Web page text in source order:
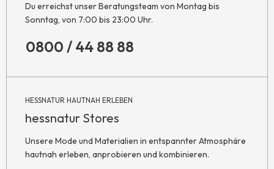
Du erreichst unser Beratungsteam von Montag bis
Sonntag, von 7:00 bis 23:00 Uhr.
0800 / 44 88 88
HESSNATUR HAUTNAH ERLEBEN
hessnatur Stores
Unsere Mode und Materialien in entspannter Atmosphäre
hautnah erleben, anprobieren und kombinieren.